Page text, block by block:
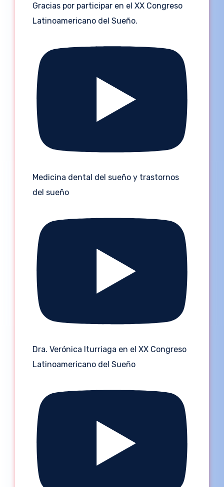
Gracias por participar en el XX Congreso
Latinoamericano del Sueño.
Medicina dental del sueño y trastornos
del sueño
Dra. Verónica Iturriaga en el XX Congreso
Latinoamericano del Sueño